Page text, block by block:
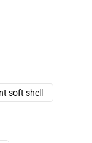
soft shell